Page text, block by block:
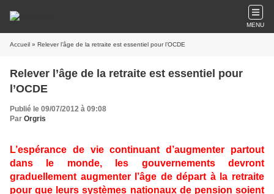
MENU
Accueil » Relever l’âge de la retraite est essentiel pour l’OCDE
Relever l’âge de la retraite est essentiel pour
l’OCDE
Publié le 09/07/2012 à 09:08
Par Orgris
L’espérance de vie continuant d’augmenter partout
dans le monde, les gouvernements devront
graduellement augmenter l’âge de départ à la retraite
pour que leurs systèmes nationaux de pension soient